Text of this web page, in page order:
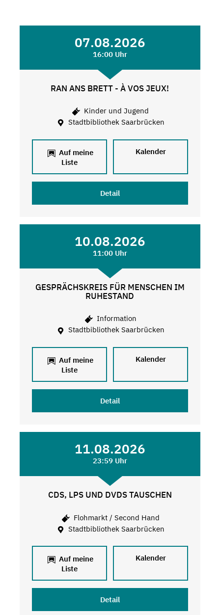
07.08.2026
16:00 Uhr
RAN ANS BRETT - À VOS JEUX!
Kinder und Jugend
Stadtbibliothek Saarbrücken
Auf meine
Liste
Kalender
Detail
10.08.2026
11:00 Uhr
GESPRÄCHSKREIS FÜR MENSCHEN IM
RUHESTAND
Information
Stadtbibliothek Saarbrücken
Auf meine
Liste
Kalender
Detail
11.08.2026
23:59 Uhr
CDS, LPS UND DVDS TAUSCHEN
Flohmarkt / Second Hand
Stadtbibliothek Saarbrücken
Auf meine
Liste
Kalender
Detail